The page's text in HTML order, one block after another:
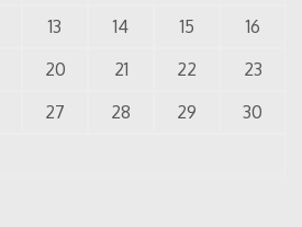
13 14 15
16
20 21 22
23
27 28 29
30